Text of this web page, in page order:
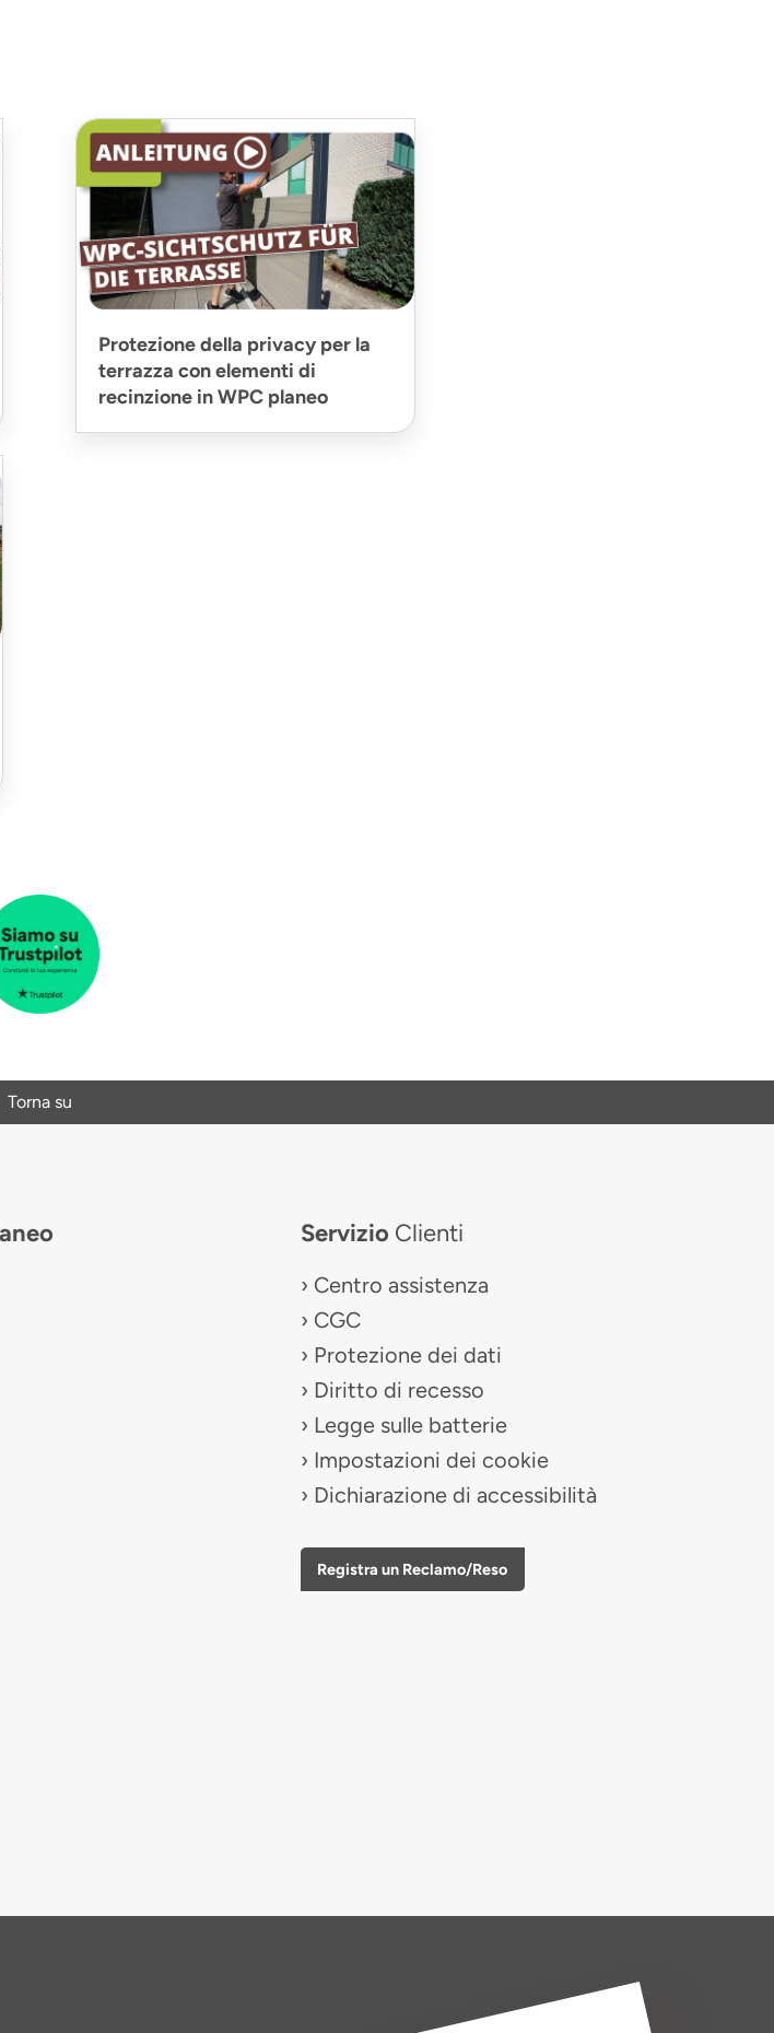
Protezione della privacy per la
terrazza con elementi di
recinzione in WPC planeo
Torna su
Servizio Clienti
Centro assistenza
CGC
Protezione dei dati
Diritto di recesso
Legge sulle batterie
Impostazioni dei cookie
Dichiarazione di accessibilità
Registra un Reclamo/Reso